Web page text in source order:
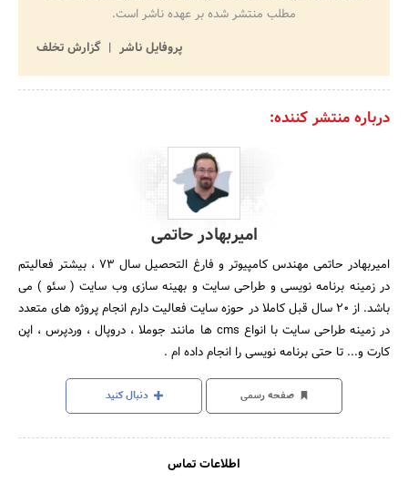
مطلب منتشر شده بر عهده ناشر است.
پروفایل ناشر
گزارش تخلف
درباره منتشر کننده:
امیربهادر حاتمی
امیربهادر حاتمی مهندس کامپیوتر و فارغ التحصیل سال 73 ، بیشتر فعالیتم
در زمینه برنامه نویسی و طراحی سایت و بهینه سازی وب سایت ( سئو ) می
باشد. از 20 سال قبل کاملا در حوزه سایت فعالیت دارم انجام پروژه های متعدد
در زمینه طراحی سایت با انواع cms ها مانند جوملا ، دروپال ، وردپرس ، اپن
کارت و... تا حتی برنامه نویسی را انجام داده ام .
صفحه رسمی دنبال کنید
اطلاعات تماس